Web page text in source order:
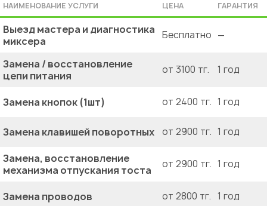
НАИМЕНОВАНИЕ УСЛУГИ ЦЕНА ГАРАНТИЯ
Выезд мастера и диагностика
миксера
Бесплатно —
Замена / восстановление
цепи питания
от 3100 тг. 1 год
Замена кнопок (1шт) от 2400 тг. 1 год
Замена клавишей поворотных от 2900 тг. 1 год
Замена, восстановление
механизма отпускания тоста
от 2900 тг. 1 год
Замена проводов от 2800 тг. 1 год